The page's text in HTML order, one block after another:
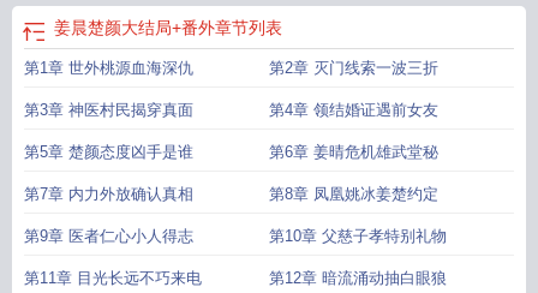
姜晨楚颜大结局+番外章节列表
第1章 世外桃源血海深仇 第2章 灭门线索一波三折
第3章 神医村民揭穿真面 第4章 领结婚证遇前女友
第5章 楚颜态度凶手是谁 第6章 姜晴危机雄武堂秘
第7章 内力外放确认真相 第8章 凤凰姚冰姜楚约定
第9章 医者仁心小人得志 第10章 父慈子孝特别礼物
第11章 目光长远不巧来电 第12章 暗流涌动抽白眼狼